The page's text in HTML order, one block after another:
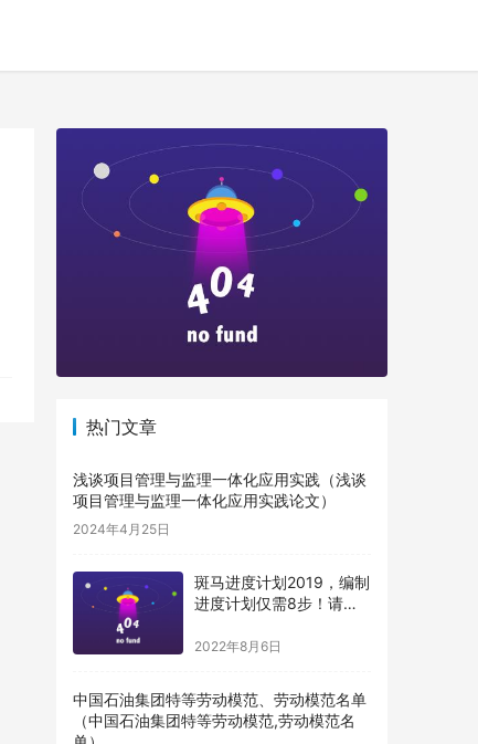
热门文章
浅谈项目管理与监理一体化应用实践（浅谈
项目管理与监理一体化应用实践论文）
2024年4月25日
斑马进度计划2019，编制
进度计划仅需8步！请收
骤）
2022年8月6日
中国石油集团特等劳动模范、劳动模范名单
（中国石油集团特等劳动模范,劳动模范名